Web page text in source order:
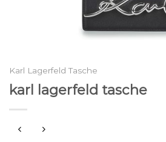
Karl Lagerfeld Tasche
karl lagerfeld tasche